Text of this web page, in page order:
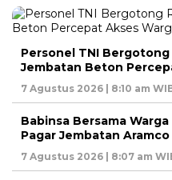
Personel TNI
Jembatan Beton
7 Agustus 2026 | 8:10 am
Babinsa Bersama
Pagar Jembatan Aramco
7 Agustus 2026 | 8:07 am